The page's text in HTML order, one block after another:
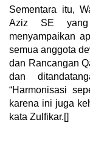
Sementara itu,
Aziz SE yang
menyampaikan
semua anggota
dan Rancangan
dan
“Harmonisasi
karena ini juga
kata Zulfikar.[]